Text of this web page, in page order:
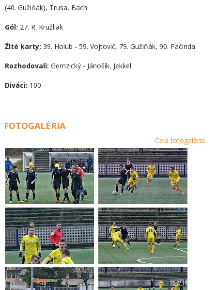
(40. Gužiňák), Trusa, Bach
Gól: 27. R. Kružliak
Žlté karty: 39. Holub - 59. Vojtovič, 79. Gužiňák, 90. Pačinda
Rozhodovali: Gemzický - Jánošík, Jekkel
Diváci: 100
FOTOGALÉRIA
Celá fotogaléria